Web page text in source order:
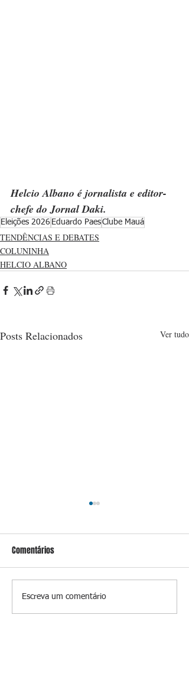
Helcio Albano é jornalista e editor-
chefe do Jornal Daki.
Eleições 2026 Eduardo PaesClube Mauá
TENDÊNCIAS E DEBATES
COLUNINHA
HELCIO ALBANO
Posts Relacionados Ver tudo
Comentários
Escreva um comentário